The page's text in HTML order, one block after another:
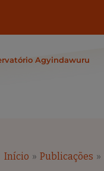
Agyindawuru
Início Publicações